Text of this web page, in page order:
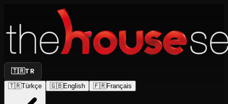
🇹🇷TR
🇹🇷Türkçe 🇬🇧English 🇫🇷Français